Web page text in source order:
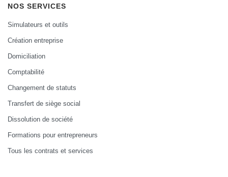
NOS SERVICES
Simulateurs et outils
Création entreprise
Domiciliation
Comptabilité
Changement de statuts
Transfert de siège social
Dissolution de société
Formations pour entrepreneurs
Tous les contrats et services